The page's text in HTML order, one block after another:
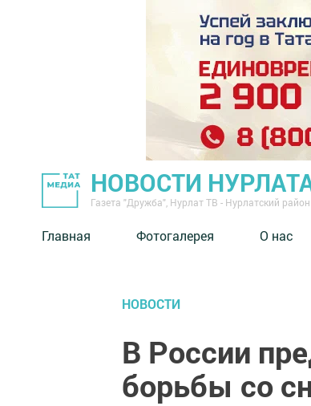
НОВОСТИ
Газета "Дружба", Нурлат ТВ - Нурлатский район
Главная Фотогалерея О нас
НОВОСТИ
В России
борьбы со